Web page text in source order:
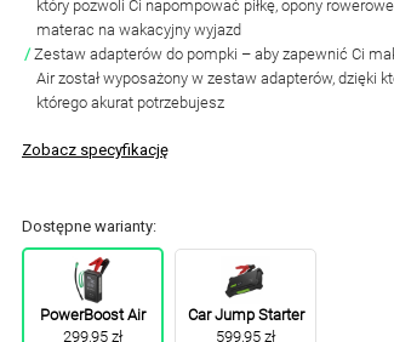
który pozwoli Ci napompować piłkę, opony
materac na wakacyjny wyjazd
Zestaw adapterów do pompki – aby zapewnić Ci
Air został wyposażony w zestaw adapterów, dzięki
którego akurat potrzebujesz
Zobacz specyfikację
Dostępne warianty:
PowerBoost Air
299,95 zł
Car Jump Starter
599,95 zł